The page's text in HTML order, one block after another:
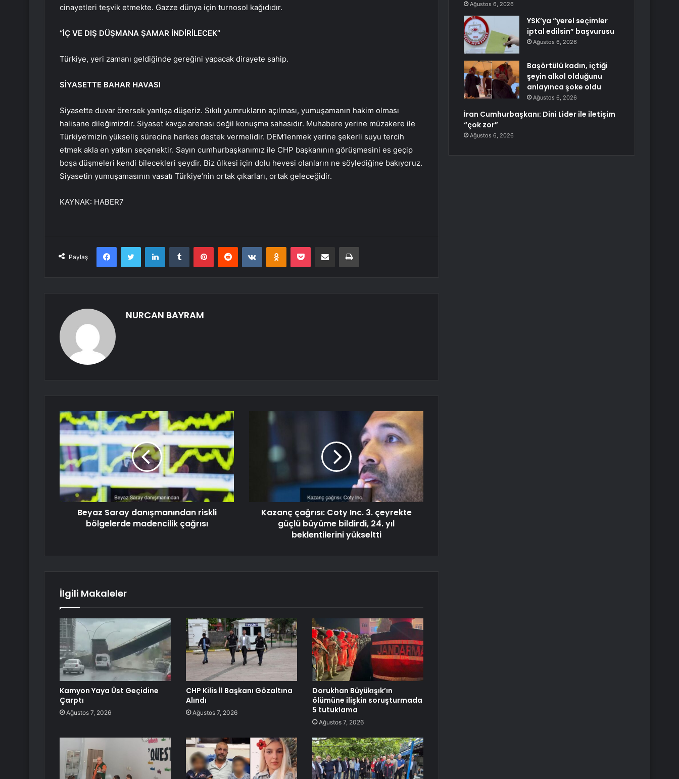
cinayetleri teşvik etmekte. Gazze dünya için turnosol kağıdıdır.
“İÇ VE DIŞ DÜŞMANA ŞAMAR İNDİRİLECEK”
Türkiye, yeri zamanı geldiğinde gereğini yapacak dirayete sahip.
SİYASETTE BAHAR HAVASI
Siyasette duvar örersek yanlışa düşeriz. Sıkılı yumrukların açılması, yumuşamanın hakim olması
halisane dileğimizdir. Siyaset kavga arenası değil konuşma sahasıdır. Muhabere yerine müzakere ile
Türkiye’mizin yükseliş sürecine herkes destek vermelidir. DEM’lenmek yerine şekerli suyu tercih
etmek akla en yatkın seçenektir. Sayın cumhurbaşkanımız ile CHP başkanının görüşmesini es geçip
boşa düşmeleri kendi bilecekleri şeydir. Biz ülkesi için dolu hevesi olanların ne söylediğine bakıyoruz.
Siyasetin yumuşamasının vasatı Türkiye’nin ortak çıkarları, ortak geleceğidir.
KAYNAK: HABER7
Paylaş
FacebookTwitter LinkedInTumblr PinterestReddit VKontakteOdnoklassniki
Pocket E-Posta ile paylaş Yazdır
NURCAN BAYRAM
Beyaz Saray danışmanından riskli
bölgelerde madencilik çağrısı
Kazanç çağrısı: Coty Inc. 3. çeyrekte
güçlü büyüme bildirdi, 24. yıl
beklentilerini yükseltti
İlgili Makaleler
Kamyon Yaya Üst Geçidine
Çarptı
Ağustos 7, 2026
CHP Kilis İl Başkanı Gözaltına
Alındı
Ağustos 7, 2026
Dorukhan Büyükışık’ın
ölümüne ilişkin soruşturmada
5 tutuklama
Ağustos 7, 2026
Ağustos 6, 2026
YSK’ya “yerel seçimler
iptal edilsin” başvurusu
Ağustos 6, 2026
Başörtülü kadın, içtiği
şeyin alkol olduğunu
anlayınca şoke oldu
Ağustos 6, 2026
İran Cumhurbaşkanı: Dini Lider ile iletişim
“çok zor”
Ağustos 6, 2026